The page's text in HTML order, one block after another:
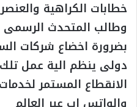
خطابات الكراهية
وطالب المتحدث الرسمى
بضرورة اخضاع شركات
دولى ينظم الية عمل
الانقطاع المستمر